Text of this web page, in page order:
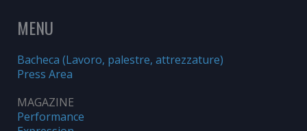
MENU
Bacheca (Lavoro, palestre, attrezzature)
Press Area
MAGAZINE
Performance